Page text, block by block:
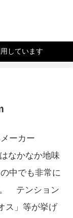
しています
ーカー
なかなか地味
中でも非常に
。 テンション
ス」等が挙げ